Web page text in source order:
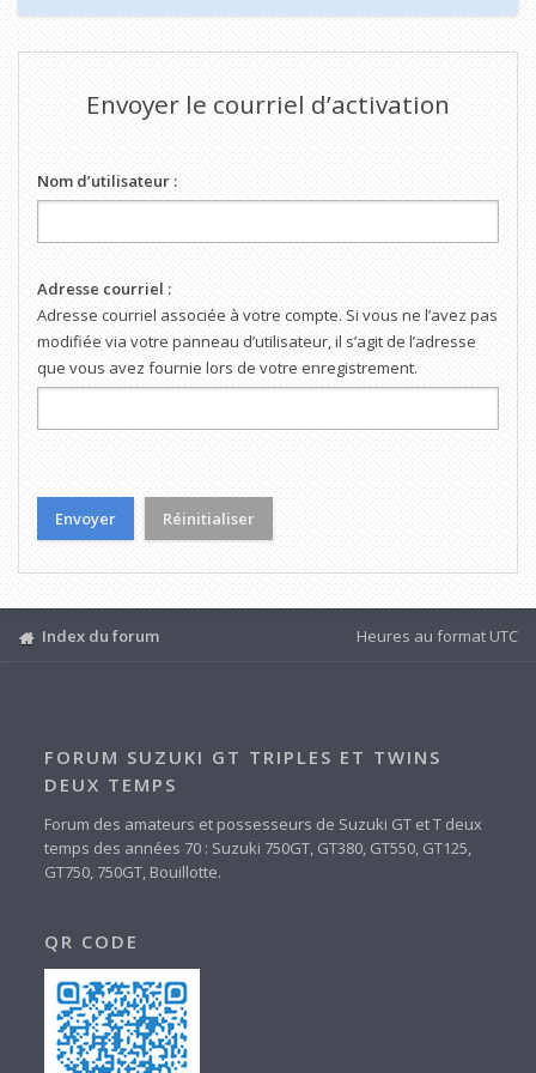
Envoyer le courriel d’activation
Nom d’utilisateur :
Adresse courriel :
Adresse courriel associée à votre compte. Si vous ne l’avez pas
modifiée via votre panneau d’utilisateur, il s’agit de l’adresse
que vous avez fournie lors de votre enregistrement.
Index du forum Heures au format UTC
FORUM SUZUKI GT TRIPLES ET TWINS
DEUX TEMPS
Forum des amateurs et possesseurs de Suzuki GT et T deux
temps des années 70 : Suzuki 750GT, GT380, GT550, GT125,
GT750, 750GT, Bouillotte.
QR CODE